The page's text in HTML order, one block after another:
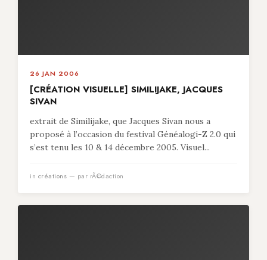
26 JAN 2006
[CRÉATION VISUELLE] SIMILIJAKE, JACQUES
SIVAN
extrait de Similijake, que Jacques Sivan nous a
proposé à l’occasion du festival Généalogi-Z 2.0 qui
s’est tenu les 10 & 14 décembre 2005. Visuel...
in créations — par rÃ©daction